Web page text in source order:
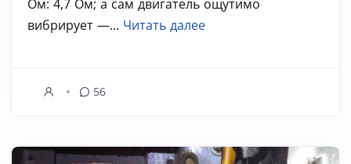
Ом: 4,7 Ом; а сам двигатель ощутимо
вибрирует —... Читать далее
56